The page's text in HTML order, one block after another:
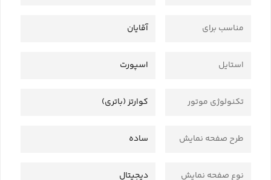
مناسب برای آقایان
استایل اسپورت
تکنولوژی موتور کوارتز (باتری)
طرح صفحه نمایش ساده
نوع صفحه نمایش دیجیتال